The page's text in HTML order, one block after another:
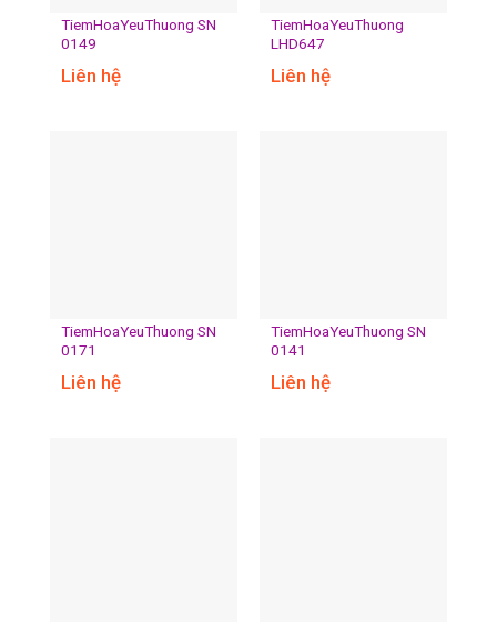
TiemHoaYeuThuong SN
0149
Liên hệ
TiemHoaYeuThuong
LHD647
Liên hệ
TiemHoaYeuThuong SN
0171
Liên hệ
TiemHoaYeuThuong SN
0141
Liên hệ